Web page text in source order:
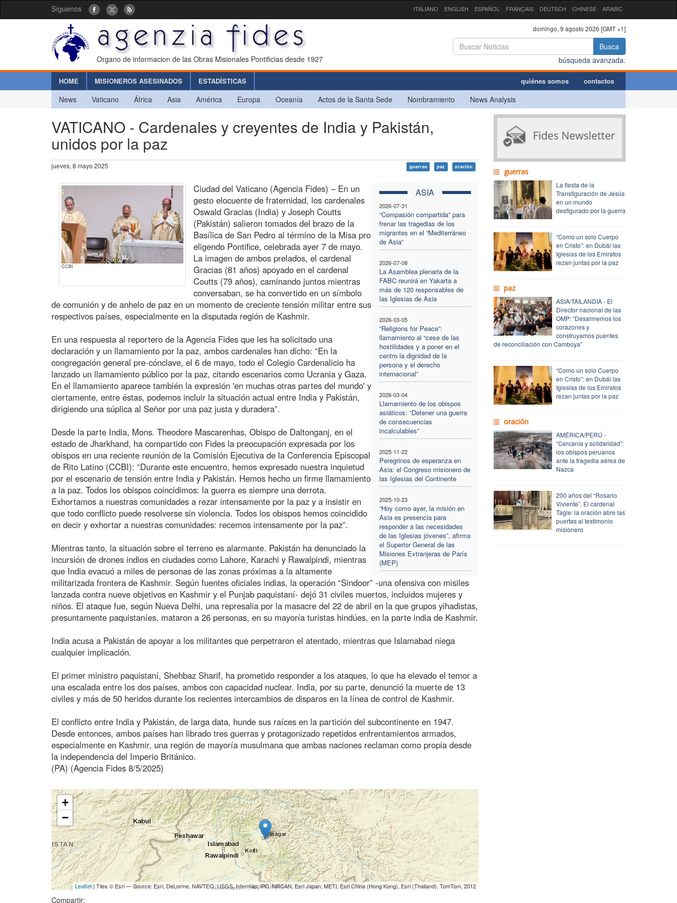
Síguenos ITALIANO ENGLISH ESPAÑOL FRANÇAIS DEUTSCH CHINESE ARABIC
Organo de informacion de las Obras Misionales Pontificias desde 1927
domingo, 9 agosto 2026 [GMT +1]
Busca
búsqueda avanzada.
HOME MISIONEROS ASESINADOS ESTADÍSTICAS quiénes somos contactos
News Vaticano África Asia América Europa Oceanía Actos de la Santa Sede Nombramiento News Analysis
VATICANO - Cardenales y creyentes de India y Pakistán,
unidos por la paz
jueves, 8 mayo 2025 guerras paz oración
CCBI
ASIA
2026-07-31
“Compasión compartida” para
frenar las tragedias de los
migrantes en el “Mediterráneo
de Asia”
2026-07-08
La Asamblea plenaria de la
FABC reunirá en Yakarta a
más de 120 responsables de
las Iglesias de Asia
2026-03-05
“Religions for Peace”:
llamamiento al “cese de las
hostilidades y a poner en el
centro la dignidad de la
persona y el derecho
internacional”
2026-03-04
Llamamiento de los obispos
asiáticos: “Detener una guerra
de consecuencias
incalculables”
2025-11-22
Peregrinos de esperanza en
Asia: el Congreso misionero de
las Iglesias del Continente
2025-10-23
“Hoy como ayer, la misión en
Asia es presencia para
responder a las necesidades
de las Iglesias jóvenes”, afirma
el Superior General de las
Misiones Extranjeras de París
(MEP)
Ciudad del Vaticano (Agencia Fides) – En un
gesto elocuente de fraternidad, los cardenales
Oswald Gracias (India) y Joseph Coutts
(Pakistán) salieron tomados del brazo de la
Basílica de San Pedro al término de la Misa pro
eligendo Pontifice, celebrada ayer 7 de mayo.
La imagen de ambos prelados, el cardenal
Gracias (81 años) apoyado en el cardenal
Coutts (79 años), caminando juntos mientras
conversaban, se ha convertido en un símbolo
de comunión y de anhelo de paz en un momento de creciente tensión militar entre sus
respectivos países, especialmente en la disputada región de Kashmir.
En una respuesta al reportero de la Agencia Fides que les ha solicitado una
declaración y un llamamiento por la paz, ambos cardenales han dicho: “En la
congregación general pre-cónclave, el 6 de mayo, todo el Colegio Cardenalicio ha
lanzado un llamamiento público por la paz, citando escenarios como Ucrania y Gaza.
En el llamamiento aparece también la expresión 'en muchas otras partes del mundo' y
ciertamente, entre éstas, podemos incluir la situación actual entre India y Pakistán,
dirigiendo una súplica al Señor por una paz justa y duradera”.
Desde la parte India, Mons. Theodore Mascarenhas, Obispo de Daltonganj, en el
estado de Jharkhand, ha compartido con Fides la preocupación expresada por los
obispos en una reciente reunión de la Comisión Ejecutiva de la Conferencia Episcopal
de Rito Latino (CCBI): “Durante este encuentro, hemos expresado nuestra inquietud
por el escenario de tensión entre India y Pakistán. Hemos hecho un firme llamamiento
a la paz. Todos los obispos coincidimos: la guerra es siempre una derrota.
Exhortamos a nuestras comunidades a rezar intensamente por la paz y a insistir en
que todo conflicto puede resolverse sin violencia. Todos los obispos hemos coincidido
en decir y exhortar a nuestras comunidades: recemos intensamente por la paz”.
Mientras tanto, la situación sobre el terreno es alarmante. Pakistán ha denunciado la
incursión de drones indios en ciudades como Lahore, Karachi y Rawalpindi, mientras
que India evacuó a miles de personas de las zonas próximas a la altamente
militarizada frontera de Kashmir. Según fuentes oficiales indias, la operación “Sindoor” -una ofensiva con misiles
lanzada contra nueve objetivos en Kashmir y el Punjab paquistaní- dejó 31 civiles muertos, incluidos mujeres y
niños. El ataque fue, según Nueva Delhi, una represalia por la masacre del 22 de abril en la que grupos yihadistas,
presuntamente paquistaníes, mataron a 26 personas, en su mayoría turistas hindúes, en la parte india de Kashmir.
India acusa a Pakistán de apoyar a los militantes que perpetraron el atentado, mientras que Islamabad niega
cualquier implicación.
El primer ministro paquistaní, Shehbaz Sharif, ha prometido responder a los ataques, lo que ha elevado el temor a
una escalada entre los dos países, ambos con capacidad nuclear. India, por su parte, denunció la muerte de 13
civiles y más de 50 heridos durante los recientes intercambios de disparos en la línea de control de Kashmir.
El conflicto entre India y Pakistán, de larga data, hunde sus raíces en la partición del subcontinente en 1947.
Desde entonces, ambos países han librado tres guerras y protagonizado repetidos enfrentamientos armados,
especialmente en Kashmir, una región de mayoría musulmana que ambas naciones reclaman como propia desde
la independencia del Imperio Británico.
(PA) (Agencia Fides 8/5/2025)
+
−
Leaflet| Tiles © Esri — Source: Esri, DeLorme, NAVTEQ, USGS, Intermap, iPC, NRCAN, Esri Japan, METI, Esri China (Hong Kong), Esri (Thailand), TomTom, 2012
Compartir:
guerras
La fiesta de la
Transfiguración de Jesús
en un mundo
desfigurado por la guerra
“Como un solo Cuerpo
en Cristo”: en Dubái las
Iglesias de los Emiratos
rezan juntas por la paz
paz
ASIA/TAILANDIA - El
Director nacional de las
OMP: “Desarmemos los
corazones y
construyamos puentes
de reconciliación con Camboya”
“Como un solo Cuerpo
en Cristo”: en Dubái las
Iglesias de los Emiratos
rezan juntas por la paz
oración
AMÉRICA/PERÚ -
“Cercanía y solidaridad”:
los obispos peruanos
ante la tragedia aérea de
Nazca
200 años del “Rosario
Viviente”. El cardenal
Tagle: la oración abre las
puertas al testimonio
misionero